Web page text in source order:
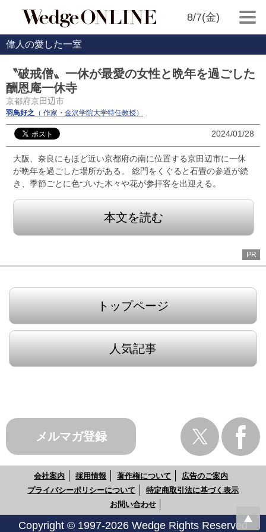
8/7(金)
偉人の愛した一室
〝破戒僧〟一休が最愛の女性と晩年を過ごした
酬恩庵一休寺
京都府京田辺市
羽鳥好之 （ 作家・金沢学院大学特任教授）
2024/01/28
大阪、奈良にもほど近い京都府の南に位置する京田辺市に一休
が晩年を過ごした場所がある。 総門をくぐると石畳の参道が続
き、季節ごとに色づいた木々や花が参拝客を出迎える。
本文を読む
PR
トップページ
人気記事
メルマガ登録
会社案内 採用情報 著作権について
広告のご案内
プライバシーポリシーについて
特定商取引法に基づく表示
お問い合わせ
Copyright © 1997-2026 Wedge Rights Reserved